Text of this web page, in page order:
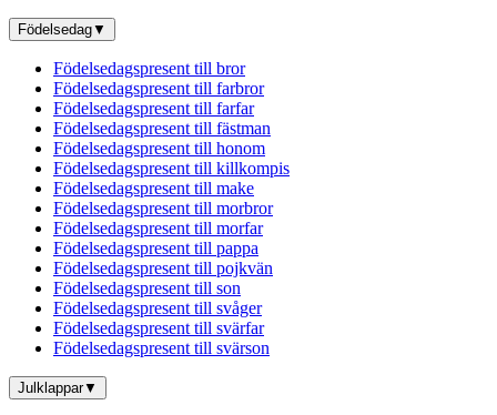
Födelsedag▼
Födelsedagspresent till bror
Födelsedagspresent till farbror
Födelsedagspresent till farfar
Födelsedagspresent till fästman
Födelsedagspresent till honom
Födelsedagspresent till killkompis
Födelsedagspresent till make
Födelsedagspresent till morbror
Födelsedagspresent till morfar
Födelsedagspresent till pappa
Födelsedagspresent till pojkvän
Födelsedagspresent till son
Födelsedagspresent till svåger
Födelsedagspresent till svärfar
Födelsedagspresent till svärson
Julklappar▼